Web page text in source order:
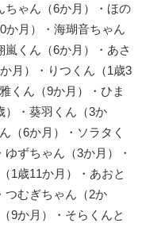
ちゃん（6か月）・ほの
か月）・海瑚音ちゃん
嵐くん（6か月）・あさ
月）・りつくん（1歳3
くん（9か月）・ひま
）・葵羽くん（3か
（6か月）・ソラタく
ずちゃん（3か月）・
1歳11か月）・あおと
つむぎちゃん（2か
9か月）・そらくんと